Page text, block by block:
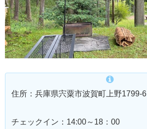
住所：兵庫県宍粟市波賀町上野1799-6
チェックイン：14:00～18：00